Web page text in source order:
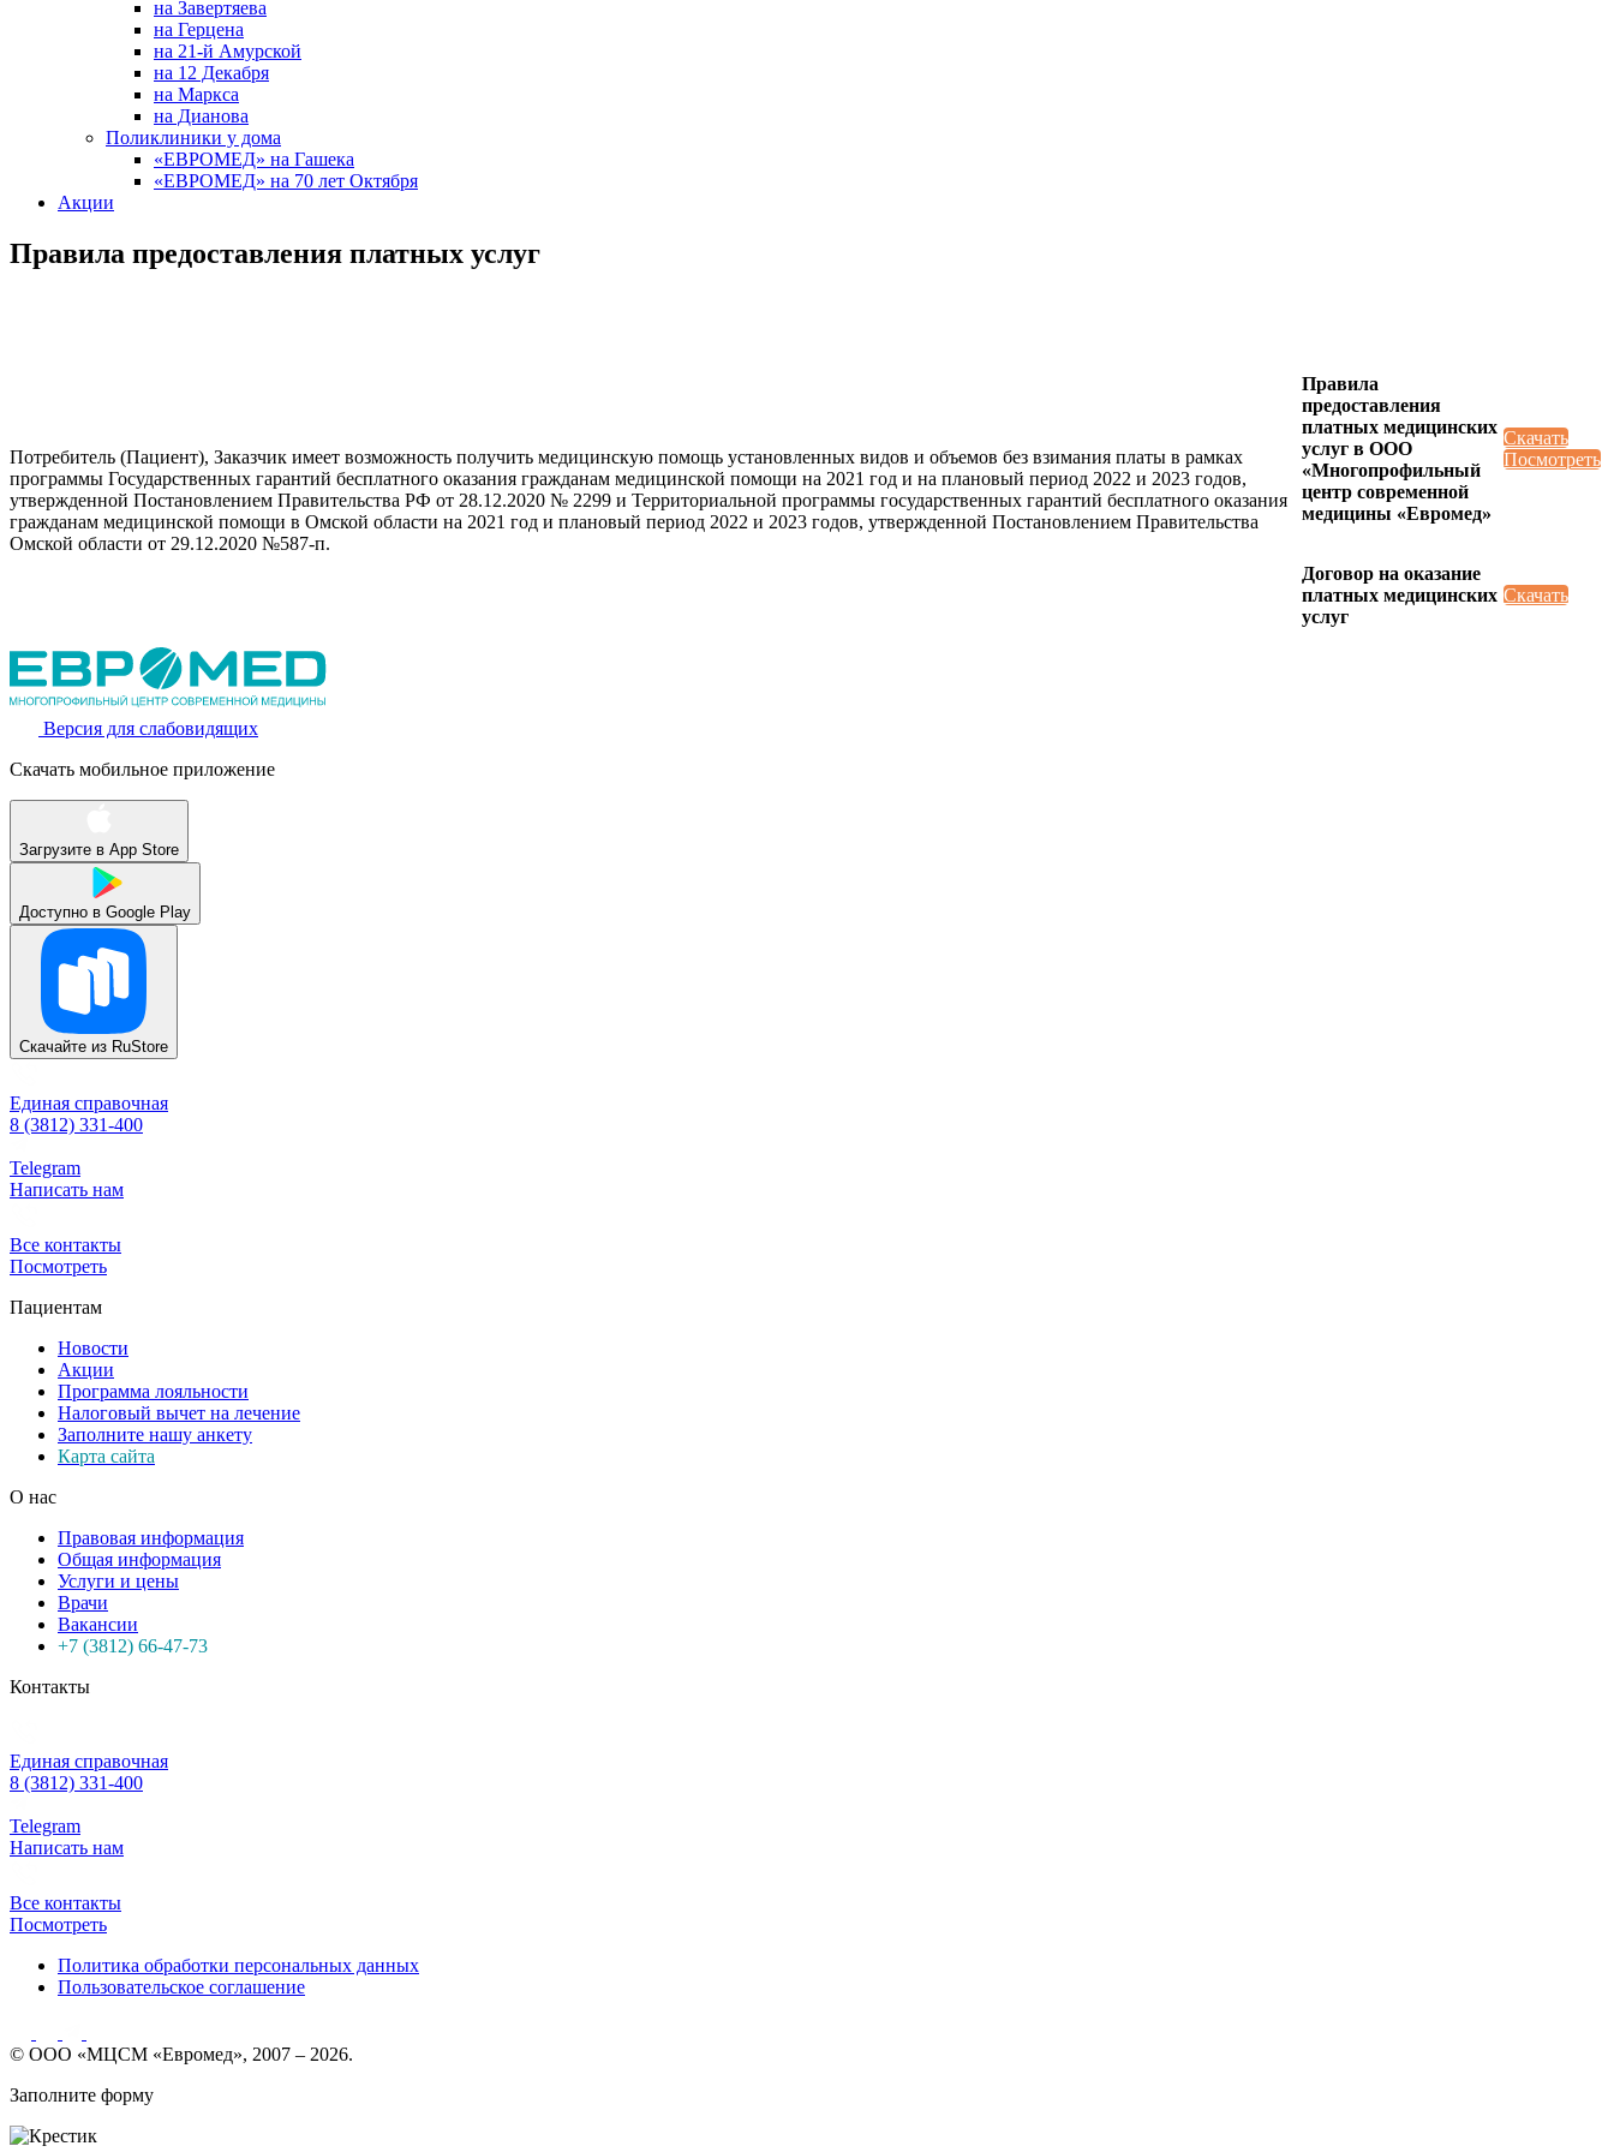
на Завертяева
на Герцена
на 21-й Амурской
на 12 Декабря
на Маркса
на Дианова
Поликлиники у дома
«ЕВРОМЕД» на Гашека
«ЕВРОМЕД» на 70 лет Октября
Акции
Правила предоставления платных услуг
Потребитель (Пациент), Заказчик имеет возможность получить медицинскую помощь установленных видов и объемов без взимания платы в рамках
программы Государственных гарантий бесплатного оказания гражданам медицинской помощи на 2021 год и на плановый период 2022 и 2023 годов,
утвержденной Постановлением Правительства РФ от 28.12.2020 № 2299 и Территориальной программы государственных гарантий бесплатного оказания
гражданам медицинской помощи в Омской области на 2021 год и плановый период 2022 и 2023 годов, утвержденной Постановлением Правительства
Омской области от 29.12.2020 №587-п.
Правила
предоставления
платных медицинских
услуг в ООО
«Многопрофильный
центр современной
медицины «Евромед»
Скачать
Посмотреть
Договор на оказание
платных медицинских
услуг
Скачать
Версия для слабовидящих
Скачать мобильное приложение
Загрузите в App Store
Доступно в Google Play
Скачайте из RuStore
Единая справочная
8 (3812) 331-400
Telegram
Написать нам
Все контакты
Посмотреть
Пациентам
Новости
Акции
Программа лояльности
Налоговый вычет на лечение
Заполните нашу анкету
Карта сайта
О нас
Правовая информация
Общая информация
Услуги и цены
Врачи
Вакансии
+7 (3812) 66-47-73
Контакты
Единая справочная
8 (3812) 331-400
Telegram
Написать нам
Все контакты
Посмотреть
Политика обработки персональных данных
Пользовательское соглашение
© ООО «МЦСМ «Евромед», 2007 – 2026.
Заполните форму